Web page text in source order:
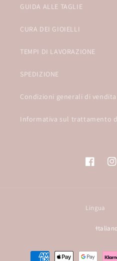
GUIDA ALLE TAGLIE
CURA DEI GIOIELLI
TEMPI DI LAVORAZIONE
SPEDIZIONE
Condizioni generali di vendita
Informativa sul trattamento
Facebook
Lingua
Metodi